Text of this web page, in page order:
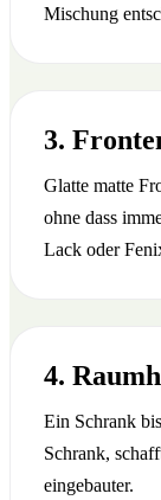
Mischung
3.
Glatte matte
ohne dass
Lack oder
4.
Ein Schrank
Schrank,
eingebauter.